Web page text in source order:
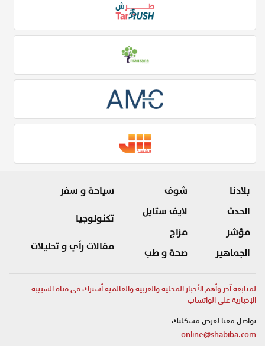
بلادنا
الحدث
مؤشر
الجماهير
شوف
لايف ستايل
مزاج
صحة و طب
سياحة و سفر
تكنولوجيا
مقالات رأي و تحليلات
لمتابعة آخر وأهم الأخبار المحلية والعربية والعالمية أشترك في قناة الشبيبة
الإخبارية على الواتساب
تواصل معنا لعرض مشكلتك
online@shabiba.com